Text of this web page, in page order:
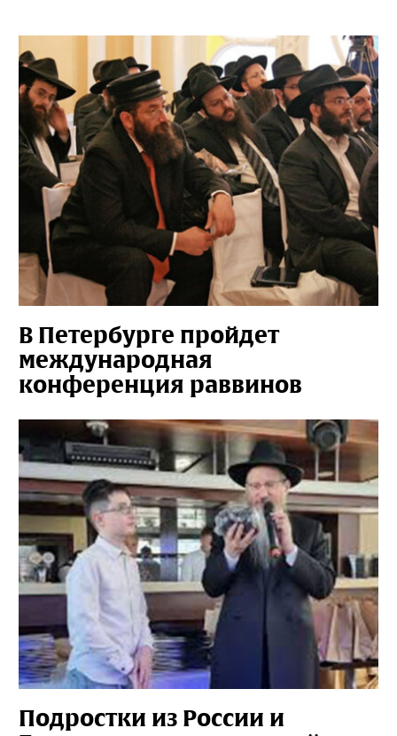
В Петербурге пройдет
международная
конференция раввинов
Подростки из России и